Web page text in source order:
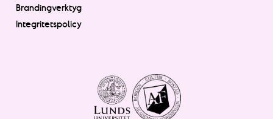
Brandingverktyg
Integritetspolicy